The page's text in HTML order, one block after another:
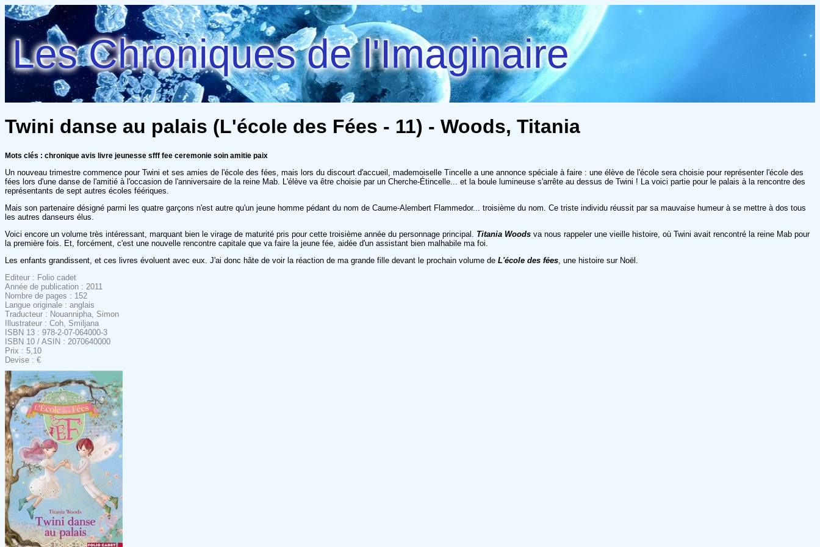
Les Chroniques de l'Imaginaire
Twini danse au palais (L'école des Fées - 11) - Woods, Titania
Mots clés : chronique avis livre jeunesse sfff fee ceremonie soin amitie paix
Un nouveau trimestre commence pour Twini et ses amies de l'école des fées, mais lors du discourt d'accueil, mademoiselle Tincelle a une annonce spéciale à faire : une élève de l'école sera choisie pour représenter l'école des
fées lors d'une danse de l'amitié à l'occasion de l'anniversaire de la reine Mab. L'élève va être choisie par un Cherche-Étincelle... et la boule lumineuse s'arrête au dessus de Twini ! La voici partie pour le palais à la rencontre des
représentants de sept autres écoles féériques.
Mais son partenaire désigné parmi les quatre garçons n'est autre qu'un jeune homme pédant du nom de Caume-Alembert Flammedor... troisième du nom. Ce triste individu réussit par sa mauvaise humeur à se mettre à dos tous
les autres danseurs élus.
Voici encore un volume très intéressant, marquant bien le virage de maturité pris pour cette troisième année du personnage principal. Titania Woods va nous rappeler une vieille histoire, où Twini avait rencontré la reine Mab pour
la première fois. Et, forcément, c'est une nouvelle rencontre capitale que va faire la jeune fée, aidée d'un assistant bien malhabile ma foi.
Les enfants grandissent, et ces livres évoluent avec eux. J'ai donc hâte de voir la réaction de ma grande fille devant le prochain volume de L'école des fées , une histoire sur Noël.
Editeur : Folio cadet
Année de publication : 2011
Nombre de pages : 152
Langue originale : anglais
Traducteur : Nouannipha, Simon
Illustrateur : Coh, Smiljana
ISBN 13 : 978-2-07-064000-3
ISBN 10 / ASIN : 2070640000
Prix : 5,10
Devise : €